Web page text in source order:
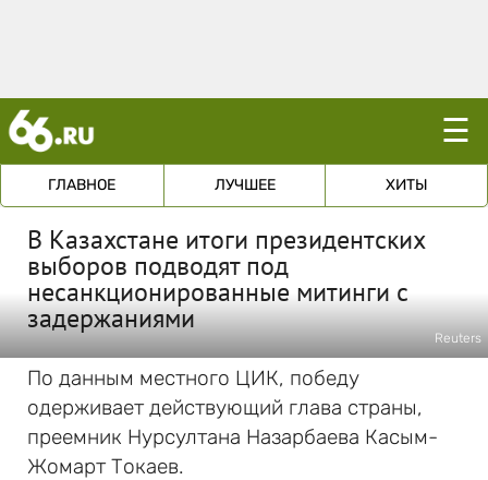
☰
ГЛАВНОЕ ЛУЧШЕЕ ХИТЫ
В Казахстане итоги президентских
выборов подводят под
несанкционированные митинги с
задержаниями
Reuters
По данным местного ЦИК, победу
одерживает действующий глава страны,
преемник Нурсултана Назарбаева Касым-
Жомарт Токаев.